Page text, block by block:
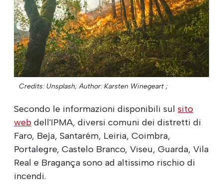
Credits: Unsplash; Author: Karsten Winegeart ;
Secondo le informazioni disponibili sul sito
web dell'IPMA, diversi comuni dei distretti di
Faro, Beja, Santarém, Leiria, Coimbra,
Portalegre, Castelo Branco, Viseu, Guarda, Vila
Real e Bragança sono ad altissimo rischio di
incendi.